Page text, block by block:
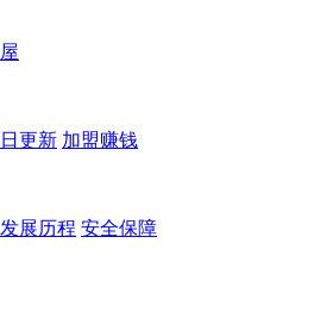
更新 加盟赚钱
发展历程 安全保障